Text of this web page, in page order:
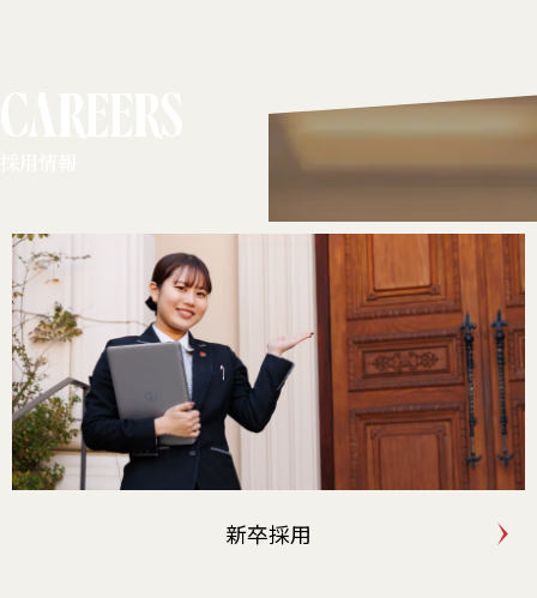
新卒採用